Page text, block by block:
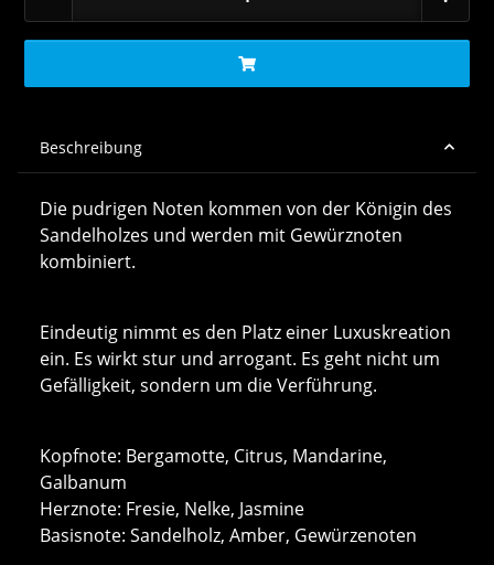
Beschreibung
Die pudrigen Noten kommen von der Königin des
Sandelholzes und werden mit Gewürznoten
kombiniert.
Eindeutig nimmt es den Platz einer Luxuskreation
ein. Es wirkt stur und arrogant. Es geht nicht um
Gefälligkeit, sondern um die Verführung.
Kopfnote: Bergamotte, Citrus, Mandarine,
Galbanum
Herznote: Fresie, Nelke, Jasmine
Basisnote: Sandelholz, Amber, Gewürzenoten